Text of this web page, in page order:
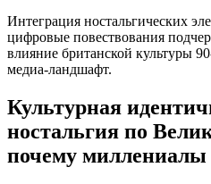
Интеграция ностальгических
цифровые повествования
влияние британской культуры
медиа-ландшафт.
Культурная
ностальгия по
почему